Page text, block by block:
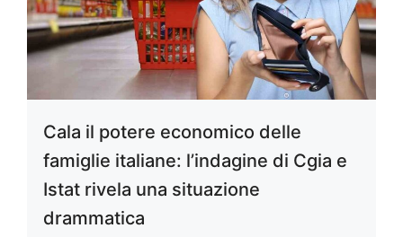
Cala il potere economico delle
famiglie italiane: l’indagine di Cgia e
Istat rivela una situazione
drammatica